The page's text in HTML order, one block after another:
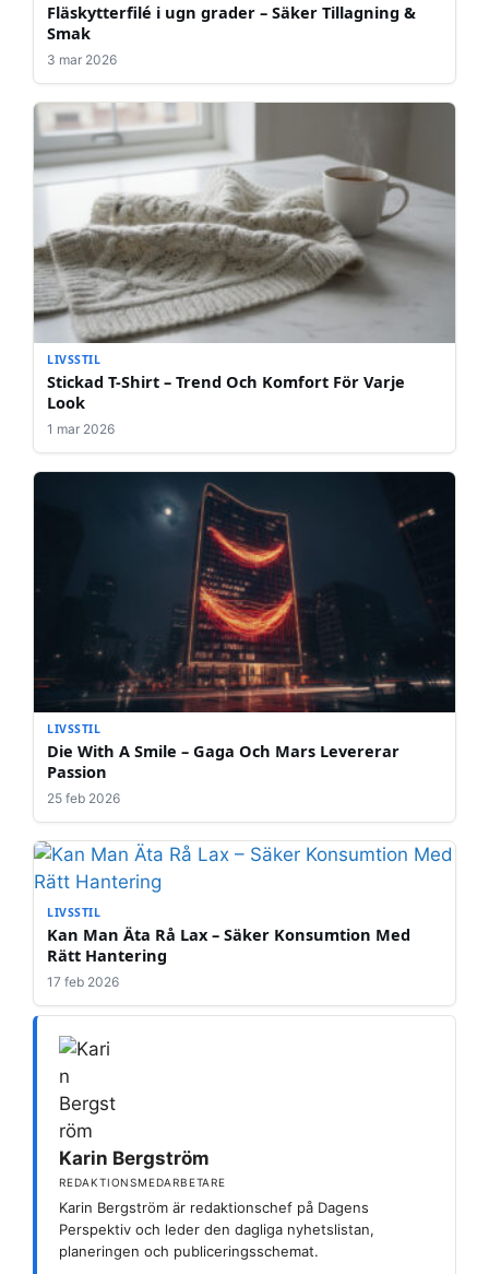
Fläskytterfilé i ugn grader – Säker Tillagning &
Smak
3 mar 2026
LIVSSTIL
Stickad T-Shirt – Trend Och Komfort För Varje
Look
1 mar 2026
LIVSSTIL
Die With A Smile – Gaga Och Mars Levererar
Passion
25 feb 2026
LIVSSTIL
Kan Man Äta Rå Lax – Säker Konsumtion Med
Rätt Hantering
17 feb 2026
Karin Bergström
REDAKTIONSMEDARBETARE
Karin Bergström är redaktionschef på Dagens
Perspektiv och leder den dagliga nyhetslistan,
planeringen och publiceringsschemat.